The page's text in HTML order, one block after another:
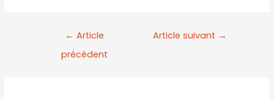
← Article
précédent
Article suivant →